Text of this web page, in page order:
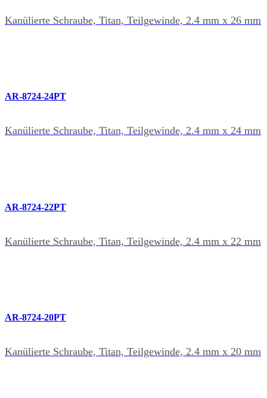
Kanülierte Schraube, Titan, Teilgewinde, 2.4 mm x 26 mm
AR-8724-24PT
Kanülierte Schraube, Titan, Teilgewinde, 2.4 mm x 24 mm
AR-8724-22PT
Kanülierte Schraube, Titan, Teilgewinde, 2.4 mm x 22 mm
AR-8724-20PT
Kanülierte Schraube, Titan, Teilgewinde, 2.4 mm x 20 mm